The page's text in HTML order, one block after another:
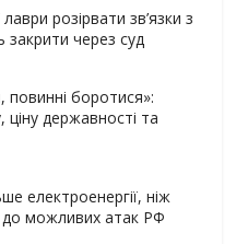
розірвати зв’язки з
через суд
боротися»:
державності та
електроенергії, ніж
до можливих атак РФ